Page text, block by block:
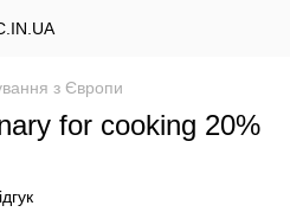
з Європи
for cooking 20%